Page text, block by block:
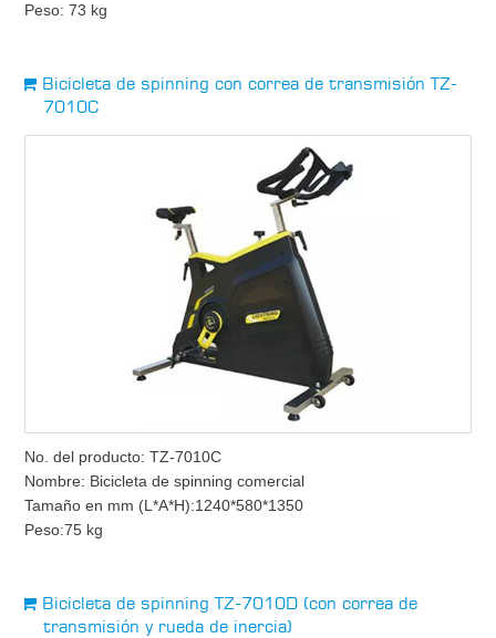
Peso: 73 kg
Bicicleta de spinning con correa de transmisión TZ-
7010C
No. del producto: TZ-7010C
Nombre: Bicicleta de spinning comercial
Tamaño en mm (L*A*H):1240*580*1350
Peso:75 kg
Bicicleta de spinning TZ-7010D (con correa de
transmisión y rueda de inercia)